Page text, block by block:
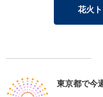
花火
東京都で今